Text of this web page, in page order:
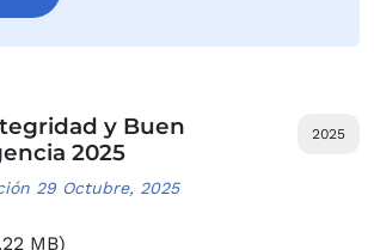
2025
y Buen
2025
29 Octubre, 2025
MB)